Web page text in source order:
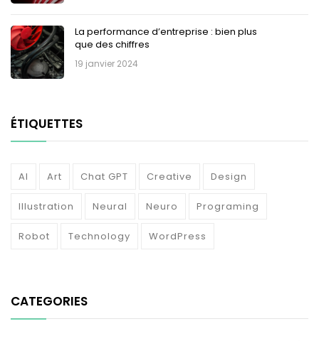
La performance d’entreprise : bien plus
que des chiffres
19 janvier 2024
ÉTIQUETTES
AI Art Chat GPT Creative Design
Illustration Neural Neuro Programing
Robot Technology WordPress
CATEGORIES